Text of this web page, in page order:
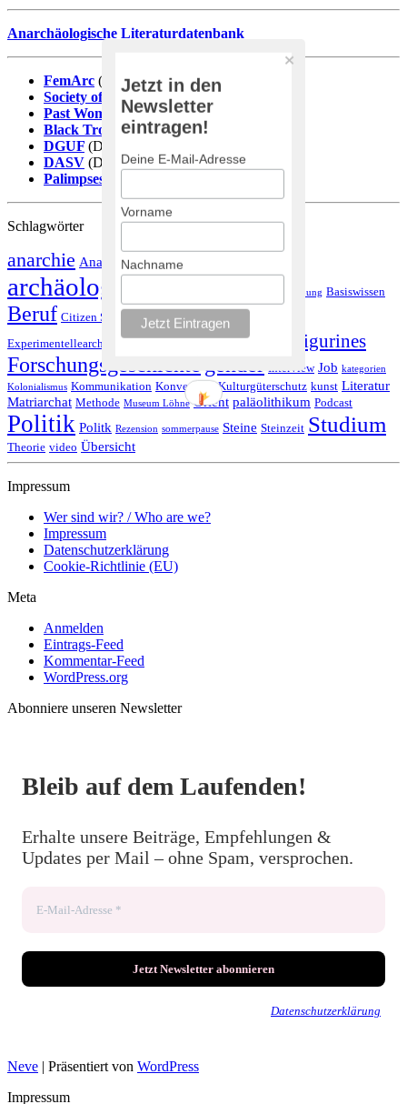
Anarchäologische Literaturdatenbank
FemArc (DE)
Society of Black Archaeologists
Past Women(EN)
Black Trowel Collectiv(EN)
DGUF (DE)
DASV (DE)
Palimpsestos
Schlagwörter
anarchie Anarchäologie Antike
archäologie ausgrabung Basiswissen
Beruf Citizen Science Corona Covid19
Experimentellearchäologie Feminismus figurines
Forschungsgeschichte gender Interview Job kategorien
Kolonialismus Kommunikation Konvention Kulturgüterschutz kunst Literatur
Matriarchat Methode Museum Löhne Orient paläolithikum Podcast
Politik Politk Rezension sommerpause Steine Steinzeit Studium
Theorie video Übersicht
Impressum
Wer sind wir? / Who are we?
Impressum
Datenschutzerklärung
Cookie-Richtlinie (EU)
Meta
Anmelden
Eintrags-Feed
Kommentar-Feed
WordPress.org
Abonniere unseren Newsletter
Bleib auf dem Laufenden!
Erhalte unsere Beiträge, Empfehlungen &
Updates per Mail – ohne Spam, versprochen.
Datenschutzerklärung
Neve | Präsentiert von WordPress
Impressum
Jetzt in den
Newsletter
eintragen!
Deine E-Mail-Adresse
Vorname
Nachname